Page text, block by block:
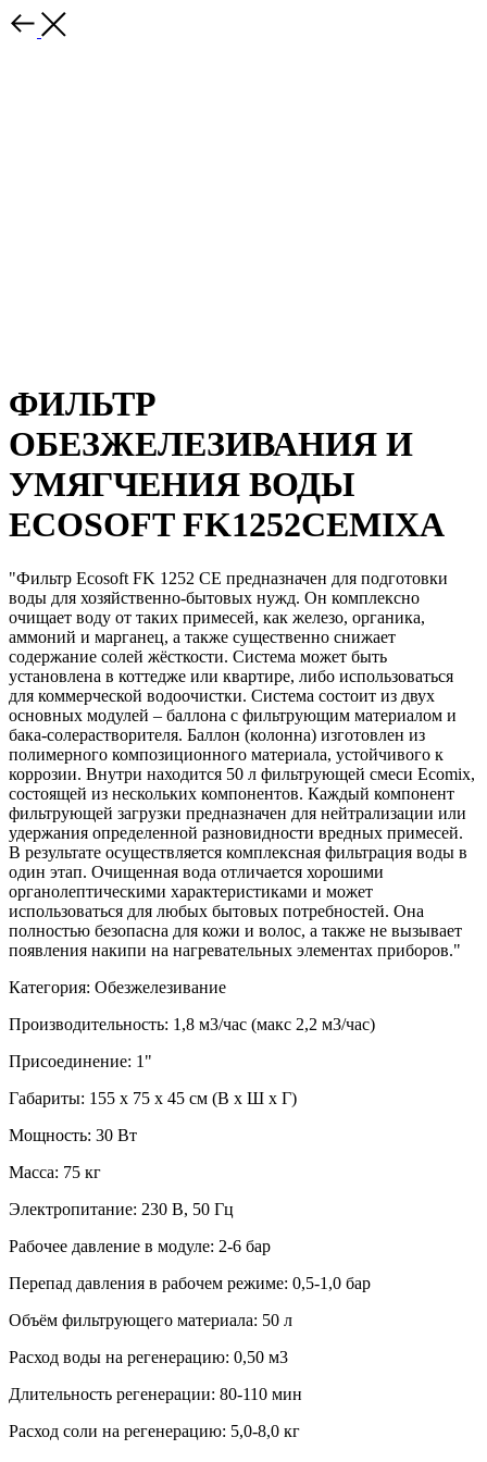
ФИЛЬТР
ОБЕЗЖЕЛЕЗИВАНИЯ И
УМЯГЧЕНИЯ ВОДЫ
ECOSOFT FK1252CEMIXA
"Фильтр Ecosoft FK 1252 CE предназначен для подготовки
воды для хозяйственно-бытовых нужд. Он комплексно
очищает воду от таких примесей, как железо, органика,
аммоний и марганец, а также существенно снижает
содержание солей жёсткости. Система может быть
установлена в коттедже или квартире, либо использоваться
для коммерческой водоочистки. Система состоит из двух
основных модулей – баллона с фильтрующим материалом и
бака-солерастворителя. Баллон (колонна) изготовлен из
полимерного композиционного материала, устойчивого к
коррозии. Внутри находится 50 л фильтрующей смеси Ecomix,
состоящей из нескольких компонентов. Каждый компонент
фильтрующей загрузки предназначен для нейтрализации или
удержания определенной разновидности вредных примесей.
В результате осуществляется комплексная фильтрация воды в
один этап. Очищенная вода отличается хорошими
органолептическими характеристиками и может
использоваться для любых бытовых потребностей. Она
полностью безопасна для кожи и волос, а также не вызывает
появления накипи на нагревательных элементах приборов."
Категория: Обезжелезивание
Производительность: 1,8 м3/час (макс 2,2 м3/час)
Присоединение: 1"
Габариты: 155 х 75 х 45 см (В х Ш х Г)
Мощность: 30 Вт
Масса: 75 кг
Электропитание: 230 В, 50 Гц
Рабочее давление в модуле: 2-6 бар
Перепад давления в рабочем режиме: 0,5-1,0 бар
Объём фильтрующего материала: 50 л
Расход воды на регенерацию: 0,50 м3
Длительность регенерации: 80-110 мин
Расход соли на регенерацию: 5,0-8,0 кг